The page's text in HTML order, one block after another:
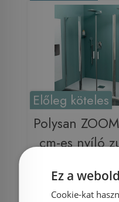
Előleg köteles
Polysan
cm-es nyíló
Ez a
Cookie-kat